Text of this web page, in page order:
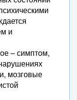
и
– симптом,
мозговые